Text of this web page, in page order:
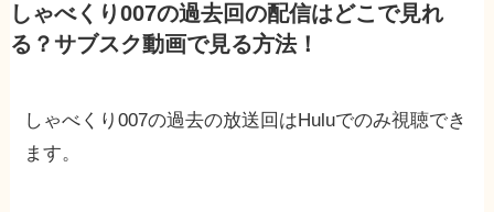
しゃべくり007の過去回の配信はどこで見れ
る？サブスク動画で見る方法！
しゃべくり007の過去の放送回はHuluでのみ視聴でき
ます。